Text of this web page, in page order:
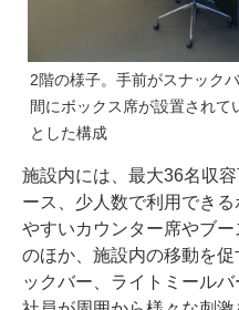
2階の様子。手前がスナック
間にボックス席が設置され
とした構成
施設内には、最大36名収
ース、少人数で利用でき
やすいカウンター席やブ
のほか、施設内の移動を
ックバー、ライトミールバ